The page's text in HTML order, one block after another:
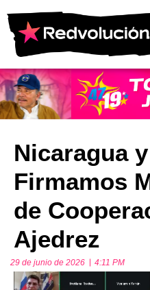
Nicaragua
Firmamos
de
Ajedrez
29 de junio de 2026 4:11 PM